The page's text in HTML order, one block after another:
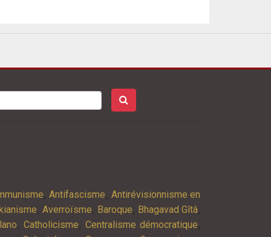
, Antifascisme, Antirévisionnisme en
, Averroïsme, Baroque, Bhagavad Gîtâ,
, Catholicisme, Centralisme démocratique,